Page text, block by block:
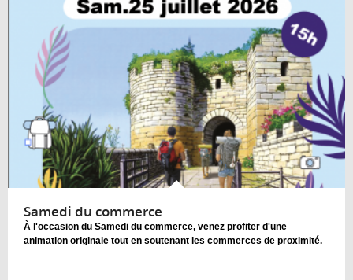
Samedi du commerce
À l'occasion du Samedi du commerce, venez profiter d'une
animation originale tout en soutenant les commerces de proximité.